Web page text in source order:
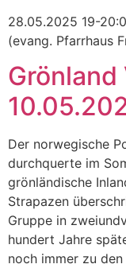
28.05.2025 19-
(evang. Pfarrhaus
Grönland
Der norwegische
durchquerte im
grönländische
Strapazen
Gruppe in
hundert Jahre
noch immer zu